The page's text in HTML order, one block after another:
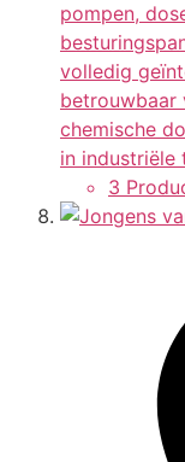
pompen,
volledig
betrouwbaar
chemische
in industriële
3